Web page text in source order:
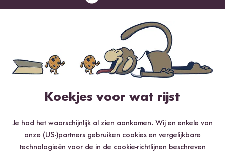
Beoordeel dit product
Meest nuttigNieuwsteHoogste ratingLaagste rating
Kann man diese Stäbchen nur einmal verwenden oder
Koekjes voor wat rijst
Je had het waarschijnlijk al zien aankomen. Wij en enkele van
onze (US-)partners gebruiken cookies en vergelijkbare
technologieën voor de in de cookie-richtlijnen beschreven